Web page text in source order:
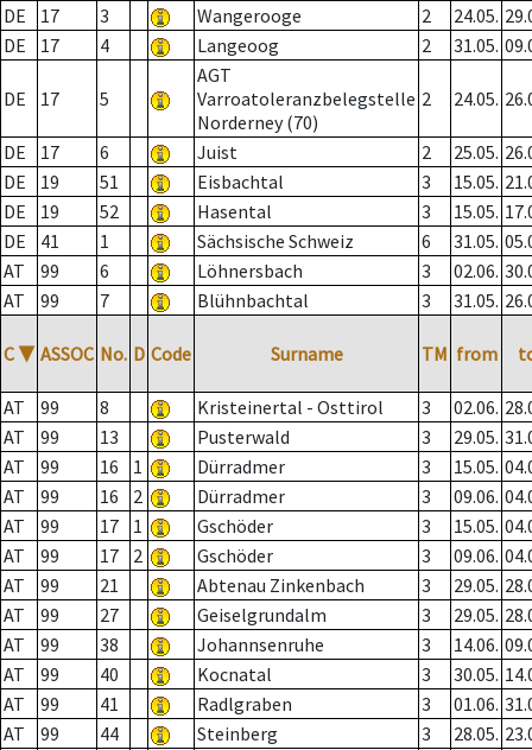
DE
17 3 Wangerooge 2 24.05.
DE
17 4 Langeoog 2 31.05.
DE 17 5
AGT
Varroatoleranzbelegstelle
Norderney (70)
2 24.05.
DE 17 6 Juist 2 25.05.
DE
19 51 Eisbachtal 3 15.05.
DE
19 52 Hasental 3 15.05.
DE
41 1 Sächsische Schweiz 6 31.05.
AT
99 6 Löhnersbach 3 02.06.
AT
99 7 Blühnbachtal 3 31.05.
C ▼ ASSOC No. D Code Surname TM from
AT 99 8 Kristeinertal - Osttirol 3 02.06.
AT
99 13 Pusterwald 3 29.05.
AT
99 16 1 Dürradmer 3 15.05.
AT
99 16 2 Dürradmer 3 09.06.
AT
99 17 1 Gschöder 3 15.05.
AT
99 17 2 Gschöder 3 09.06.
AT
99 21 Abtenau Zinkenbach 3 29.05.
AT
99 27 Geiselgrundalm 3 29.05.
AT
99 38 Johannsenruhe 3 14.06.
AT
99 40 Kocnatal 3 30.05.
AT
99 41 Radlgraben 3 01.06.
AT
99 44 Steinberg 3 28.05.